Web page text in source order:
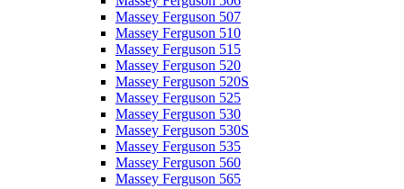
Massey Ferguson 507
Massey Ferguson 510
Massey Ferguson 515
Massey Ferguson 520
Massey Ferguson 520S
Massey Ferguson 525
Massey Ferguson 530
Massey Ferguson 530S
Massey Ferguson 535
Massey Ferguson 560
Massey Ferguson 565